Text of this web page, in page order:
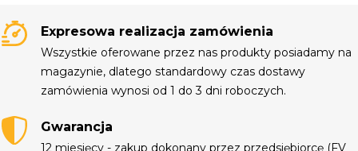
Expresowa realizacja zamówienia
Wszystkie oferowane przez nas produkty posiadamy na
magazynie, dlatego standardowy czas dostawy
zamówienia wynosi od 1 do 3 dni roboczych.
Gwarancja
12 miesięcy - zakup dokonany przez przedsiębiorcę (FV